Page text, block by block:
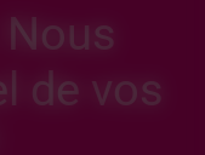
Nous
de vos